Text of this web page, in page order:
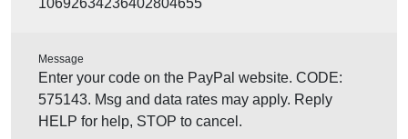
10692634236402804655
Message
Enter your code on the PayPal website. CODE:
575143. Msg and data rates may apply. Reply
HELP for help, STOP to cancel.